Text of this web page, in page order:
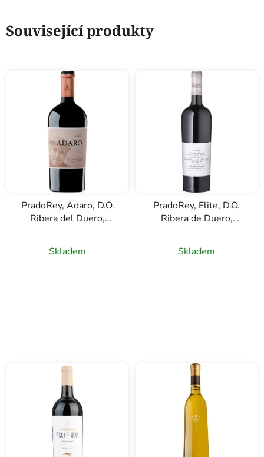
Související produkty
PradoRey, Adaro, D.O.
Ribera del Duero,
Skladem
PradoRey, Elite, D.O.
Ribera de Duero,
Skladem